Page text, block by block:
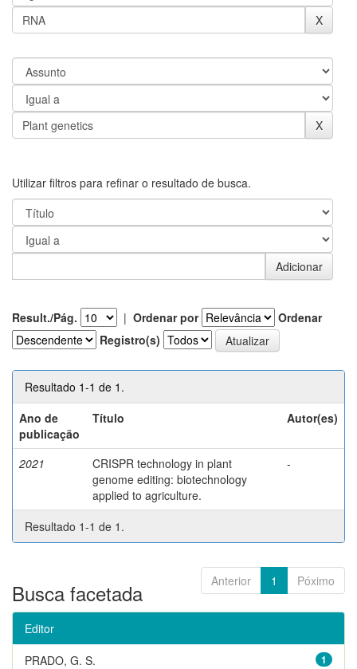
Utilizar filtros para refinar o resultado de busca.
Result./Pág. | Ordenar por
Ordenar
Registro(s)
Resultado 1-1 de 1.
Ano de
publicação
Título Autor(es)
2021
CRISPR technology in plant
genome editing: biotechnology
applied to agriculture.
-
Resultado 1-1 de 1.
Anterior 1 Póximo
Busca facetada
Editor
1
PRADO, G. S.